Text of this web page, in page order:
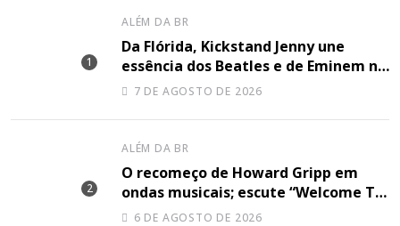
ALÉM DA BR
Da Flórida, Kickstand Jenny une
essência dos Beatles e de Eminem na
canção “Lose Together”
7 DE AGOSTO DE 2026
ALÉM DA BR
O recomeço de Howard Gripp em
ondas musicais; escute “Welcome To
Your Life”
6 DE AGOSTO DE 2026